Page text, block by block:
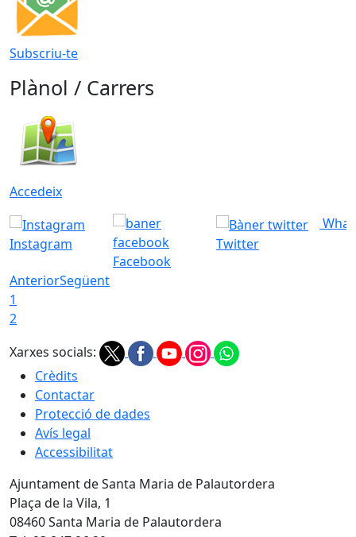
Subscriu-te
Plànol / Carrers
Accedeix
Instagram
Facebook
Twitter
AnteriorSegüent
1
2
Xarxes socials:
Crèdits
Contactar
Protecció de dades
Avís legal
Accessibilitat
Ajuntament de Santa Maria de Palautordera
Plaça de la Vila, 1
08460 Santa Maria de Palautordera